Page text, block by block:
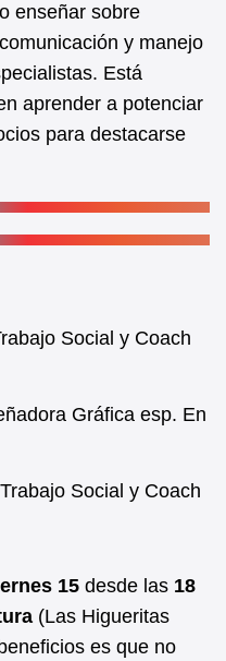
enseñar sobre
y manejo
Está
aprender a potenciar
para destacarse
Social y Coach
Gráfica esp. En
Social y Coach
15 desde las 18
(Las Higueritas
es que no